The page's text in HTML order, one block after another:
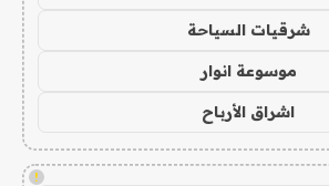
شرقيات السياحة
موسوعة انوار
اشراق الأرباح
!